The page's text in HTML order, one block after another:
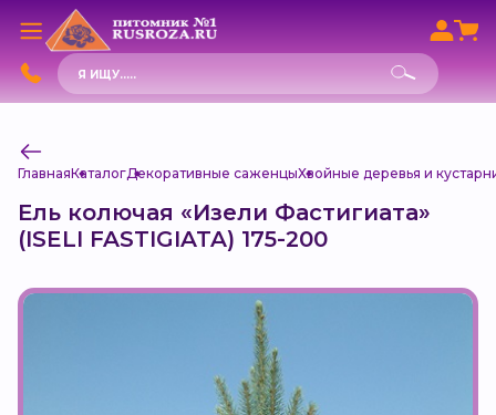
Поиск
товаров
ГлавнаяКаталогДекоративные саженцыХвойные деревья и
Ель колючая «Изели Фастигиата»
(ISELI FASTIGIATA) 175-200